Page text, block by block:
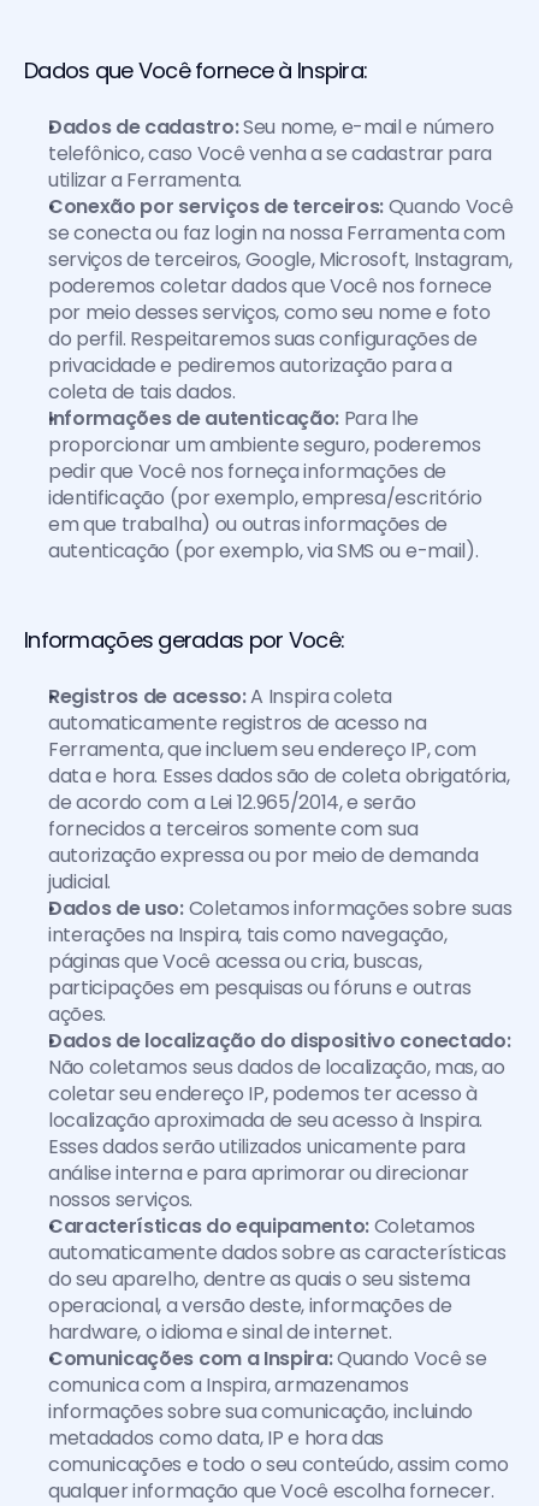
Dados que Você fornece à Inspira:
Dados de cadastro: Seu nome, e-mail e número
telefônico, caso Você venha a se cadastrar para
utilizar a Ferramenta.
Conexão por serviços de terceiros: Quando Você
se conecta ou faz login na nossa Ferramenta com
serviços de terceiros, Google, Microsoft, Instagram,
poderemos coletar dados que Você nos fornece
por meio desses serviços, como seu nome e foto
do perfil. Respeitaremos suas configurações de
privacidade e pediremos autorização para a
coleta de tais dados.
Informações de autenticação: Para lhe
proporcionar um ambiente seguro, poderemos
pedir que Você nos forneça informações de
identificação (por exemplo, empresa/escritório
em que trabalha) ou outras informações de
autenticação (por exemplo, via SMS ou e-mail).
Informações geradas por Você:
Registros de acesso: A Inspira coleta
automaticamente registros de acesso na
Ferramenta, que incluem seu endereço IP, com
data e hora. Esses dados são de coleta obrigatória,
de acordo com a Lei 12.965/2014, e serão
fornecidos a terceiros somente com sua
autorização expressa ou por meio de demanda
judicial.
Dados de uso: Coletamos informações sobre suas
interações na Inspira, tais como navegação,
páginas que Você acessa ou cria, buscas,
participações em pesquisas ou fóruns e outras
ações.
Dados de localização do dispositivo conectado:
Não coletamos seus dados de localização, mas, ao
coletar seu endereço IP, podemos ter acesso à
localização aproximada de seu acesso à Inspira.
Esses dados serão utilizados unicamente para
análise interna e para aprimorar ou direcionar
nossos serviços.
Características do equipamento: Coletamos
automaticamente dados sobre as características
do seu aparelho, dentre as quais o seu sistema
operacional, a versão deste, informações de
hardware, o idioma e sinal de internet.
Comunicações com a Inspira: Quando Você se
comunica com a Inspira, armazenamos
informações sobre sua comunicação, incluindo
metadados como data, IP e hora das
comunicações e todo o seu conteúdo, assim como
qualquer informação que Você escolha fornecer.